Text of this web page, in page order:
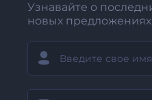
Узнавайте о
новых